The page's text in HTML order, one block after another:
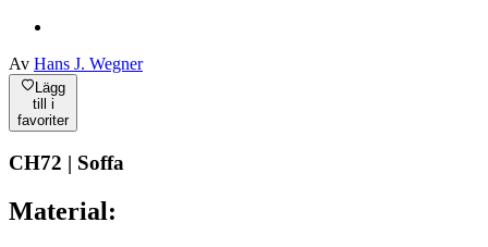
Av Hans J. Wegner
Lägg
till i
favoriter
CH72 | Soffa
Material: